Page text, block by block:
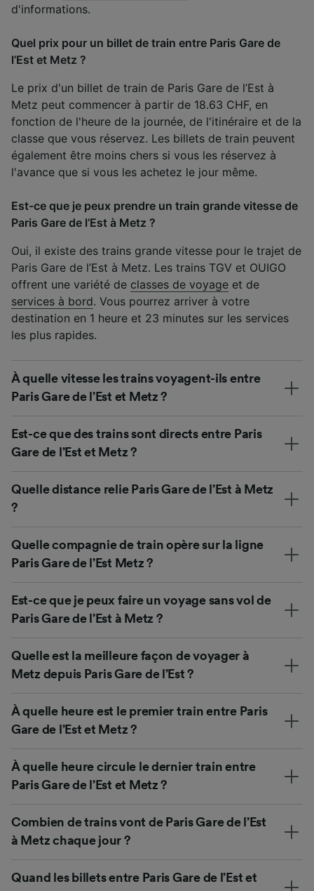
d'informations.
Quel prix pour un billet de train entre Paris Gare de
l’Est et Metz ?
Le prix d'un billet de train de Paris Gare de l’Est à
Metz peut commencer à partir de 18.63 CHF, en
fonction de l'heure de la journée, de l'itinéraire et de la
classe que vous réservez. Les billets de train peuvent
également être moins chers si vous les réservez à
l'avance que si vous les achetez le jour même.
Est-ce que je peux prendre un train grande vitesse de
Paris Gare de l’Est à Metz ?
Oui, il existe des trains grande vitesse pour le trajet de
Paris Gare de l’Est à Metz. Les trains TGV et OUIGO
offrent une variété de classes de voyage et de
services à bord. Vous pourrez arriver à votre
destination en 1 heure et 23 minutes sur les services
les plus rapides.
À quelle vitesse les trains voyagent-ils entre
Paris Gare de l’Est et Metz ?
Est-ce que des trains sont directs entre Paris
Gare de l’Est et Metz ?
Quelle distance relie Paris Gare de l’Est à Metz
?
Quelle compagnie de train opère sur la ligne
Paris Gare de l’Est Metz ?
Est-ce que je peux faire un voyage sans vol de
Paris Gare de l’Est à Metz ?
Quelle est la meilleure façon de voyager à
Metz depuis Paris Gare de l’Est ?
À quelle heure est le premier train entre Paris
Gare de l’Est et Metz ?
À quelle heure circule le dernier train entre
Paris Gare de l’Est et Metz ?
Combien de trains vont de Paris Gare de l’Est
à Metz chaque jour ?
Quand les billets entre Paris Gare de l’Est et